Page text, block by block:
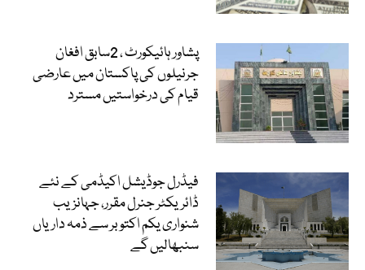
پشاور ہائیکورٹ ، 2سابق افغان
جرنیلوں کی پاکستان میں عارضی
قیام کی درخواستیں مسترد
فیڈرل جوڈیشل اکیڈمی کے نئے
ڈائریکٹر جنرل مقرر، جہانزیب
شنواری یکم اکتوبر سے ذمہ داریاں
سنبھالیں گے